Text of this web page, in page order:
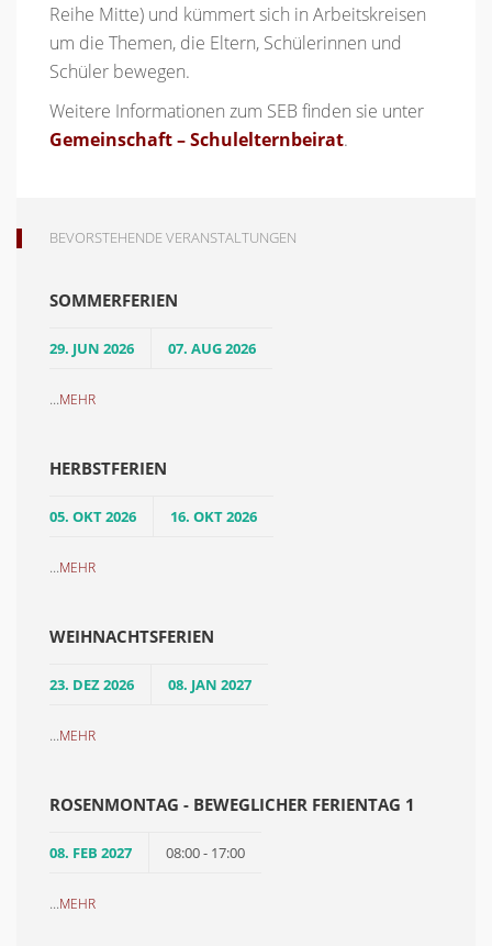
Reihe Mitte) und kümmert sich in Arbeitskreisen
um die Themen, die Eltern, Schülerinnen und
Schüler bewegen.
Weitere Informationen zum SEB finden sie unter
Gemeinschaft – Schulelternbeirat.
BEVORSTEHENDE VERANSTALTUNGEN
SOMMERFERIEN
29. JUN 2026 07. AUG 2026
...MEHR
HERBSTFERIEN
05. OKT 2026 16. OKT 2026
...MEHR
WEIHNACHTSFERIEN
23. DEZ 2026 08. JAN 2027
...MEHR
ROSENMONTAG - BEWEGLICHER FERIENTAG 1
08. FEB 2027 08:00 - 17:00
...MEHR